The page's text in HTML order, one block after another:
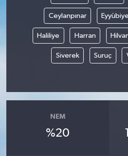
Ceylanpınar Eyyübiye
Haliliye Harran
Siverek Suruç
NEM
%20